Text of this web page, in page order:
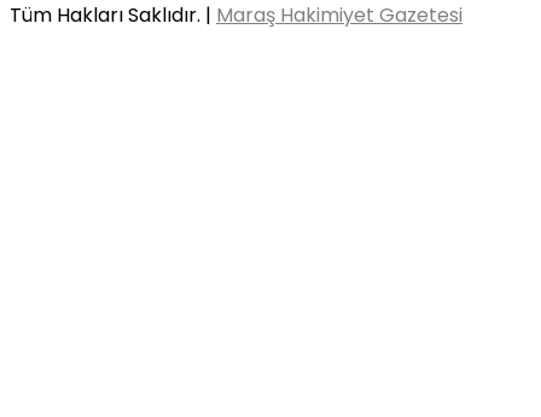
Tüm Hakları Saklıdır. | Maraş Hakimiyet Gazetesi